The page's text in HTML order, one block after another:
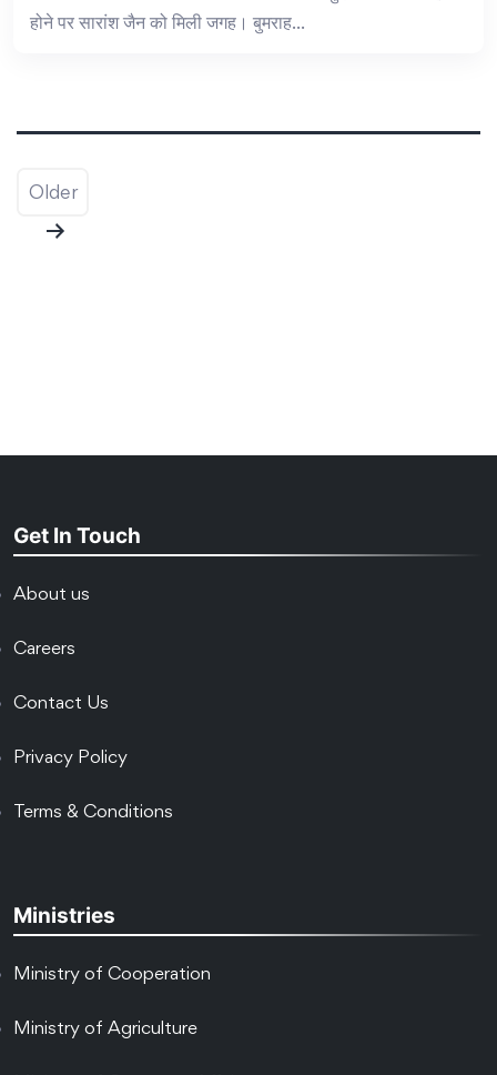
होने पर सारांश जैन को मिली जगह। बुमराह...
Posts
pagination
Older
Get In Touch
About us
Careers
Contact Us
Privacy Policy
Terms & Conditions
Ministries
Ministry of Cooperation
Ministry of Agriculture